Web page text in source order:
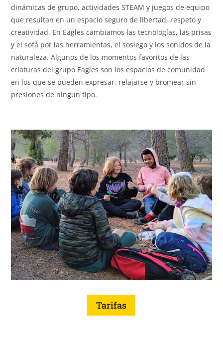
dinámicas de grupo, actividades STEAM y juegos de equipo
que resultan en un espacio seguro de libertad, respeto y
creatividad. En Eagles cambiamos las tecnologías, las prisas
y el sofá por las herramientas, el sosiego y los sonidos de la
naturaleza. Algunos de los momentos favoritos de las
criaturas del grupo Eagles son los espacios de comunidad
en los que se pueden expresar, relajarse y bromear sin
presiones de ningun tipo.
Tarifas